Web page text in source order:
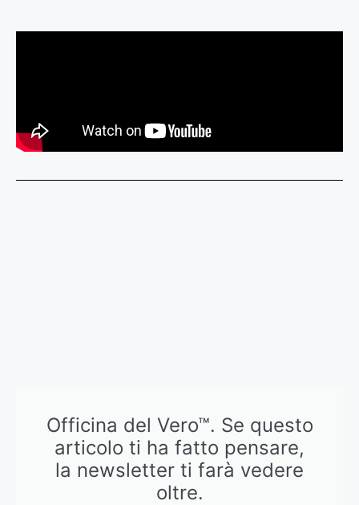
Officina del Vero™. Se questo
articolo ti ha fatto pensare,
la newsletter ti farà vedere
oltre.